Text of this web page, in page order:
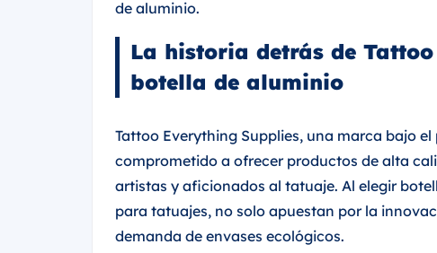
de aluminio.
La historia detrás de
botella de aluminio
Tattoo Everything Supplies, una marca bajo
comprometido a ofrecer productos de alta
artistas y aficionados al tatuaje. Al elegir
para tatuajes, no solo apuestan por la
demanda de envases ecológicos.